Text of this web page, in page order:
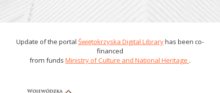
Update of the portal Świętokrzyska Digital Libraryhas been co-
financed
from funds Ministry of Culture and National Heritage .